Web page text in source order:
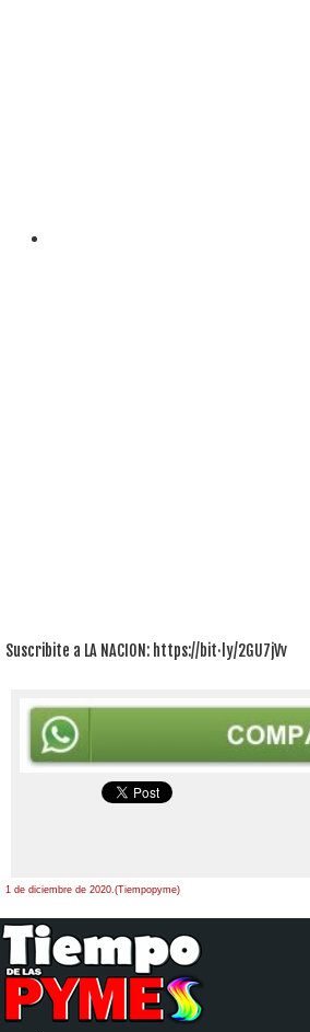
Suscribite a LA NACION: https://bit·ly/2GU7jVv
1 de diciembre de 2020.(Tiempopyme)